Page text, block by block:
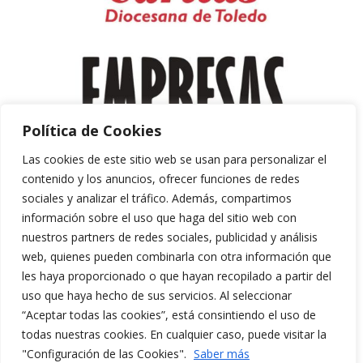
Política de Cookies
Las cookies de este sitio web se usan para personalizar el
contenido y los anuncios, ofrecer funciones de redes
sociales y analizar el tráfico. Además, compartimos
información sobre el uso que haga del sitio web con
nuestros partners de redes sociales, publicidad y análisis
web, quienes pueden combinarla con otra información que
les haya proporcionado o que hayan recopilado a partir del
uso que haya hecho de sus servicios. Al seleccionar
“Aceptar todas las cookies”, está consintiendo el uso de
todas nuestras cookies. En cualquier caso, puede visitar la
"Configuración de las Cookies". Saber más
Aviso Legal y Política de Privacidad
Política de Cookies